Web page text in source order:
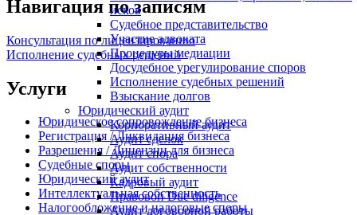
исков
Судебное представительство
Участие адвоката
Процедуры медиации
Досудебное урегулирование споров
Исполнение судебных решений
Взыскание долгов
Юридический аудит
Корпоративный аудит
Аудит сделок
Аудит спора
Аудит собственности
Кадровый аудит
Правовой Due diligence
Аудит договорной работы
Навигация по записям
Консультация по лицензированию
Исполнение судебных решений
Услуги
Юридическое сопровождение бизнеса
Регистрация / Ликвидация бизнеса
Разрешения / Лицензии для бизнеса
Судебные споры
Юридический аудит
Интеллектуальная собственность
Налогообложение и налоговые споры